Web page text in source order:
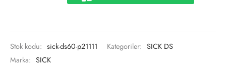
Stok kodu: sick-ds60-p21111 Kategoriler: SICK DS
Marka: SICK